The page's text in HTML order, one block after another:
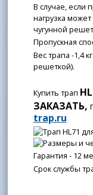
В случае, если
нагрузка
чугунной
Пропускная
Вес трапа -1,4
решеткой).
Купить трап
ЗАКАЗАТЬ,
trap.ru
Гарантия - 12
Срок службы